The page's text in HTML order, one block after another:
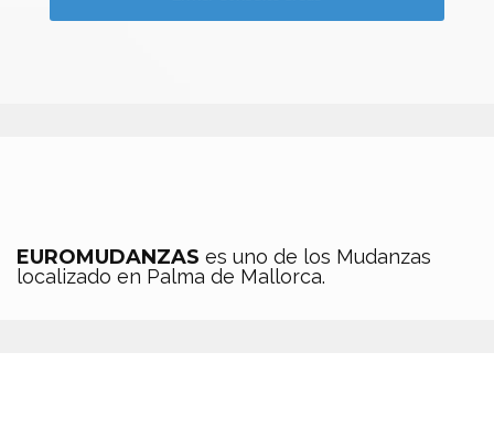
EUROMUDANZAS es uno de los Mudanzas
localizado en Palma de Mallorca.